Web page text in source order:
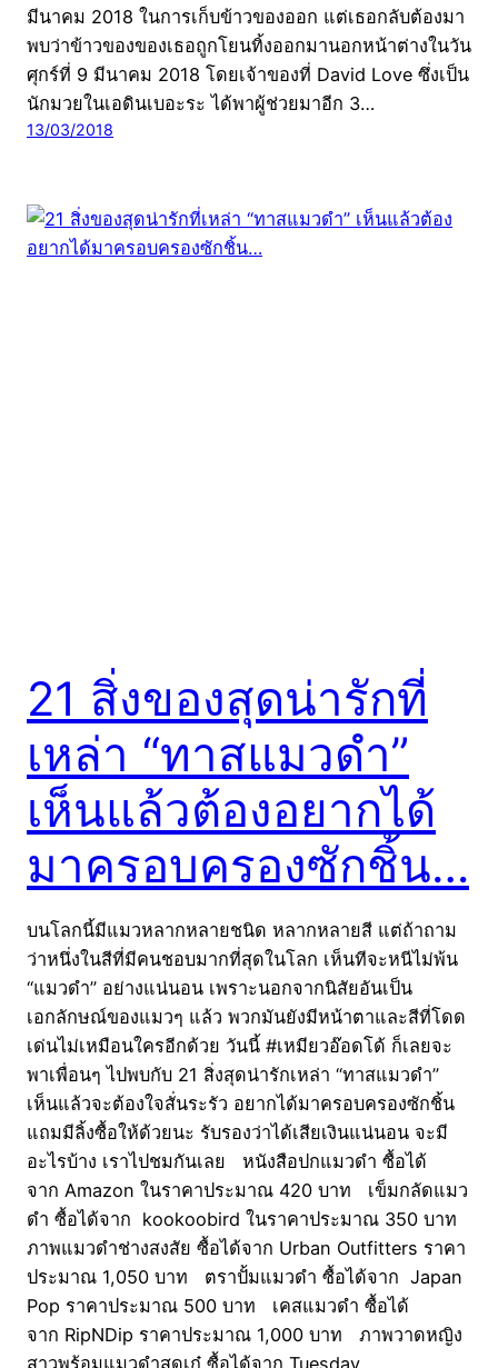
มีนาคม 2018 ในการเก็บข้าวของออก แต่เธอกลับต้องมา
พบว่าข้าวของของเธอถูกโยนทิ้งออกมานอกหน้าต่างในวัน
ศุกร์ที่ 9 มีนาคม 2018 โดยเจ้าของที่ David Love ซึ่งเป็น
นักมวยในเอดินเบอะระ ได้พาผู้ช่วยมาอีก 3…
13/03/2018
21 สิ่งของสุดน่ารักที่
เหล่า “ทาสแมวดำ”
เห็นแล้วต้องอยากได้
มาครอบครองซักชิ้น…
บนโลกนี้มีแมวหลากหลายชนิด หลากหลายสี แต่ถ้าถาม
ว่าหนึ่งในสีที่มีคนชอบมากที่สุดในโลก เห็นทีจะหนีไม่พ้น
“แมวดำ” อย่างแน่นอน เพราะนอกจากนิสัยอันเป็น
เอกลักษณ์ของแมวๆ แล้ว พวกมันยังมีหน้าตาและสีที่โดด
เด่นไม่เหมือนใครอีกด้วย วันนี้ #เหมียวอ๊อดโด้ ก็เลยจะ
พาเพื่อนๆ ไปพบกับ 21 สิ่งสุดน่ารักเหล่า “ทาสแมวดำ”
เห็นแล้วจะต้องใจสั่นระรัว อยากได้มาครอบครองซักชิ้น
แถมมีลิ้งซื้อให้ด้วยนะ รับรองว่าได้เสียเงินแน่นอน จะมี
อะไรบ้าง เราไปชมกันเลย หนังสือปกแมวดำ ซื้อได้
จาก Amazon ในราคาประมาณ 420 บาท เข็มกลัดแมว
ดำ ซื้อได้จาก kookoobird ในราคาประมาณ 350 บาท
ภาพแมวดำช่างสงสัย ซื้อได้จาก Urban Outfitters ราคา
ประมาณ 1,050 บาท ตราปั้มแมวดำ ซื้อได้จาก Japan
Pop ราคาประมาณ 500 บาท เคสแมวดำ ซื้อได้
จาก RipNDip ราคาประมาณ 1,000 บาท ภาพวาดหญิง